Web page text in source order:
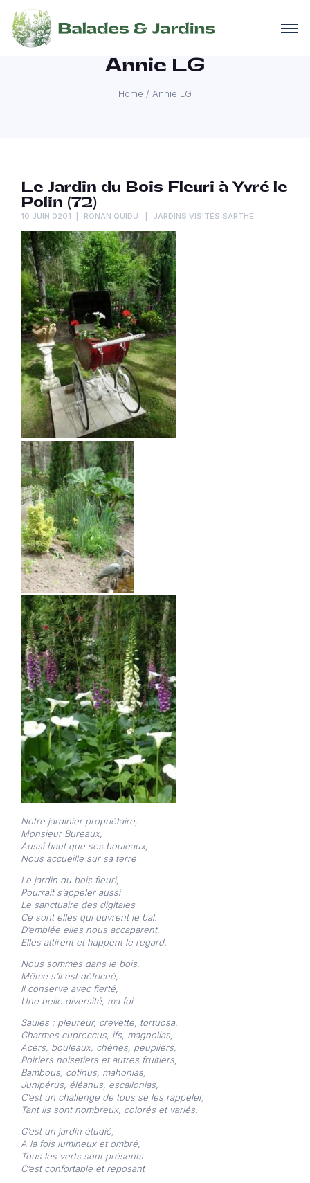
Annie LG
Home / Annie LG
Le Jardin du Bois Fleuri à Yvré le
Polin (72)
10 JUIN 0201 RONAN QUIDU JARDINS VISITÉS SARTHE
Notre jardinier propriétaire,
Monsieur Bureaux,
Aussi haut que ses bouleaux,
Nous accueille sur sa terre
Le jardin du bois fleuri,
Pourrait s’appeler aussi
Le sanctuaire des digitales
Ce sont elles qui ouvrent le bal.
D’emblée elles nous accaparent,
Elles attirent et happent le regard.
Nous sommes dans le bois,
Même s’il est défriché,
Il conserve avec fierté,
Une belle diversité, ma foi
Saules : pleureur, crevette, tortuosa,
Charmes cupreccus, ifs, magnolias,
Acers, bouleaux, chênes, peupliers,
Poiriers noisetiers et autres fruitiers,
Bambous, cotinus, mahonias,
Junipérus, éléanus, escallonias,
C’est un challenge de tous se les rappeler,
Tant ils sont nombreux, colorés et variés.
C’est un jardin étudié,
A la fois lumineux et ombré,
Tous les verts sont présents
C’est confortable et reposant